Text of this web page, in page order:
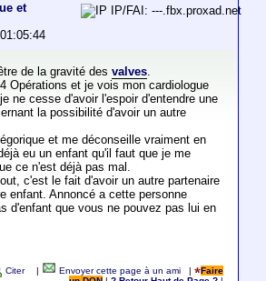
et
IP/FAI: ---.fbx.proxad.net
de la gravité des valves.
Opérations et je vois mon cardiologue
ne cesse d'avoir l'espoir d'entendre une
la possibilité d'avoir un autre
et me déconseille vraiment en
eu un enfant qu'il faut que je me
ce n'est déjà pas mal.
c'est le fait d'avoir un autre partenaire
enfant. Annoncé a cette personne
d'enfant que vous ne pouvez pas lui en
Citer Envoyer cette page à un ami |
Faire